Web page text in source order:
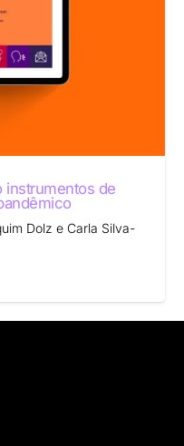
instrumentos de
Dolz e Carla Silva-